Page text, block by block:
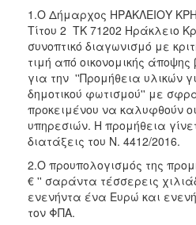
2021
2020
2019
2018
2017
2016
2015
2013
1.Ο Δήμαρχος ΗΡΑΚΛΕΙΟΥ
Τίτου 2 ΤΚ 71202 Ηράκλειο
συνοπτικό διαγωνισμό με
τιμή από οικονομικής
για την ''Προμήθεια υλικών
δημοτικού φωτισμού'' με
προκειμένου να καλυφθούν
υπηρεσιών. Η προμήθεια
διατάξεις του Ν. 4412/2016.
2.Ο προυπολογισμός της
€ '' σαράντα τέσσερεις
ενενήντα ένα Ευρώ και
τον ΦΠΑ.